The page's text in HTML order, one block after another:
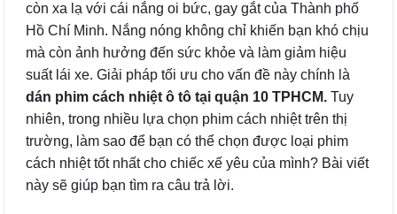
còn xa lạ với cái nắng oi bức, gay gắt của Thành phố
Hồ Chí Minh. Nắng nóng không chỉ khiến bạn khó chịu
mà còn ảnh hưởng đến sức khỏe và làm giảm hiệu
suất lái xe. Giải pháp tối ưu cho vấn đề này chính là
dán phim cách nhiệt ô tô tại quận 10 TPHCM. Tuy
nhiên, trong nhiều lựa chọn phim cách nhiệt trên thị
trường, làm sao để bạn có thể chọn được loại phim
cách nhiệt tốt nhất cho chiếc xế yêu của mình? Bài viết
này sẽ giúp bạn tìm ra câu trả lời.